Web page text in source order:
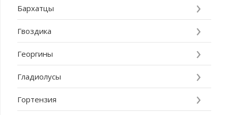
Бархатцы
Гвоздика
Георгины
Гладиолусы
Гортензия